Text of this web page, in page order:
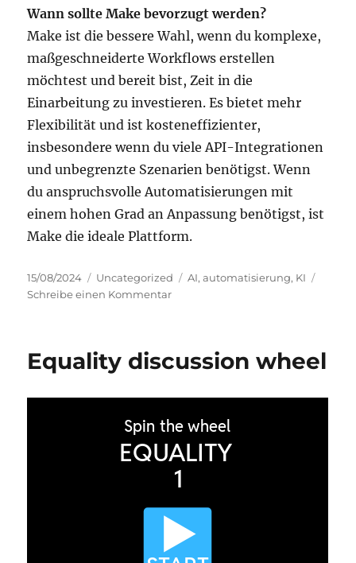
Wann sollte Make bevorzugt werden?
Make ist die bessere Wahl, wenn du komplexe,
maßgeschneiderte Workflows erstellen
möchtest und bereit bist, Zeit in die
Einarbeitung zu investieren. Es bietet mehr
Flexibilität und ist kosteneffizienter,
insbesondere wenn du viele API-Integrationen
und unbegrenzte Szenarien benötigst. Wenn
du anspruchsvolle Automatisierungen mit
einem hohen Grad an Anpassung benötigst, ist
Make die ideale Plattform.
Veröffentlicht
am
15/08/2024 Kategorien
Uncategorized Schlagwörter
AI,automatisierung, KI
Schreibe einen Kommentarzu
Zapier?
Equality discussion wheel